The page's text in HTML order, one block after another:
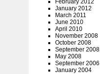
February 2012
January 2012
March 2011
June 2010
April 2010
November 2008
October 2008
September 2008
May 2008
September 2006
January 2004